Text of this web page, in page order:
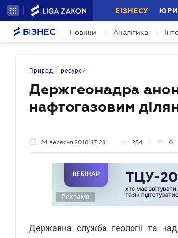
БІЗНЕСУ
БІЗНЕС Новини Аналітика
Природні ресурси
Держгеонадра
нафтогазовим
24 вересня 2018, 17:28 254 0
Реклама
Державна служба геології та